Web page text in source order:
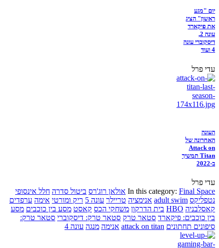
יום "מגע
ראשון" הציג
את פיקארד
עונה 2,
דיסקוברי עונה
4 ועוד
עדי פרל
העונה
האחרונה של
Attack on
Titan תמשיך
ב-2022
עדי פרל
In this category: Final Space אולאן רוג'רס ביטול סדרה חלל אינסופי
נטפליקס adult swim אנימציה טריילר עונה 5 ריק ומורטי אימה ערפדים
קאסלבניה HBO בית הדרקון משחקי הכס קאסט מסע בין כוכבים מסע
בין כוכבים: פיקארד סטאר טרק סטאר טרק: דיסקוברי סטאר טרק:
סיפונים תחתונים attack on titan אנימה מנגה עונה 4